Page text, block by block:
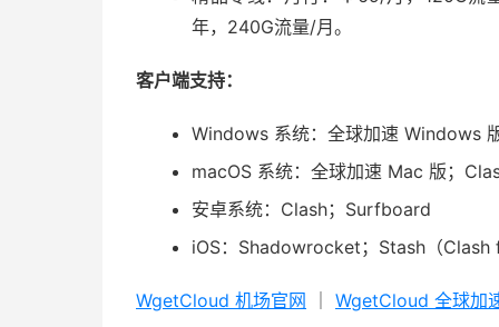
年，240G流量/月。
客户端支持：
Windows 系统：全球加速 Windows
macOS 系统：全球加速 Mac 版；
安卓系统：Clash；Surfboard
iOS：Shadowrocket；Stash（Clash
WgetCloud 机场官网 WgetCloud 全球加